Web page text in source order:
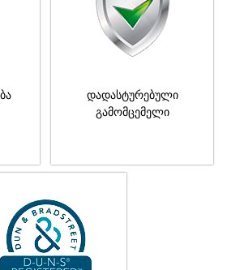
დადასტურებული
გამომცემელი